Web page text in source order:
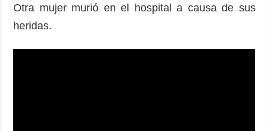
Otra mujer murió en el hospital a causa de sus
heridas.